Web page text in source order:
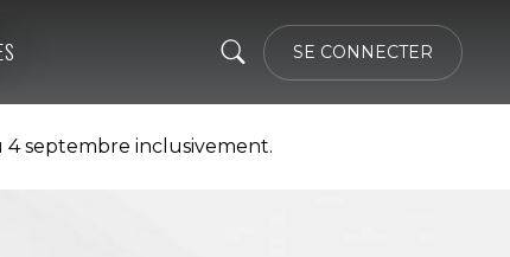
SE CONNECTER
septembre inclusivement.